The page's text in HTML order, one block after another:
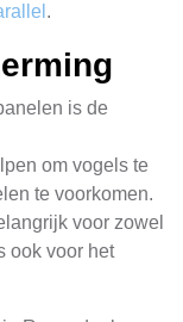
.
is de
om vogels te
te voorkomen.
voor zowel
ook voor het